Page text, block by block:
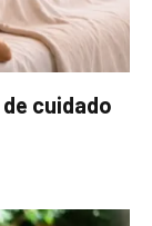
cuidado